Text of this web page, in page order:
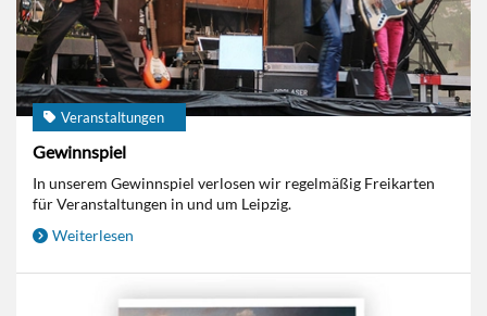
Veranstaltungen
Gewinnspiel
In unserem Gewinnspiel verlosen wir regelmäßig Freikarten
für Veranstaltungen in und um Leipzig.
Weiterlesen